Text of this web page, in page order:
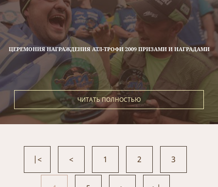
ЦЕРЕМОНИЯ НАГРАЖДЕНИЯ АТЛ-ТРОФИ 2009 ПРИЗАМИ И НАГРАДАМИ
ЧИТАТЬ ПОЛНОСТЬЮ
|< < 1 2 3